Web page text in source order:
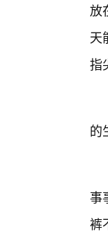
放
天
指
的
事
裤